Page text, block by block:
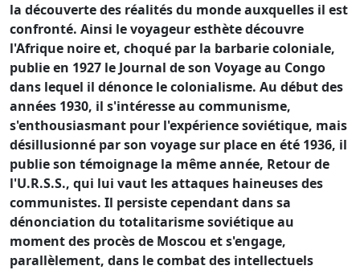
la découverte des réalités du monde auxquelles il est
confronté. Ainsi le voyageur esthète découvre
l'Afrique noire et, choqué par la barbarie coloniale,
publie en 1927 le Journal de son Voyage au Congo
dans lequel il dénonce le colonialisme. Au début des
années 1930, il s'intéresse au communisme,
s'enthousiasmant pour l'expérience soviétique, mais
désillusionné par son voyage sur place en été 1936, il
publie son témoignage la même année, Retour de
l'U.R.S.S., qui lui vaut les attaques haineuses des
communistes. Il persiste cependant dans sa
dénonciation du totalitarisme soviétique au
moment des procès de Moscou et s'engage,
parallèlement, dans le combat des intellectuels